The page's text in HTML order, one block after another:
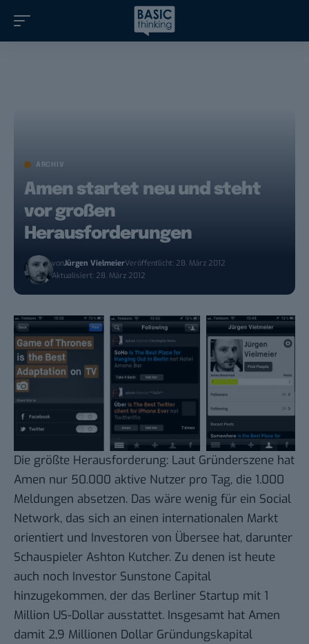
ARCHIV
Amen startet neu und steht
vor großen
Herausforderungen
vonJürgen VielmeierVeröffentlicht: 28. März 2012
Aktualisiert: 28. März 2012
Die größte Herausforderung: Laut Gründerszene hat
Amen nur 50.000 aktive Nutzer pro Tag, die 1.000
Meldungen absetzen. Das wäre wenig für ein Social
Network, das sich an einen internationalen Markt
orientiert und Investoren von Übersee hat, darunter
Schauspieler Ashton Kutcher. Zu denen ist heute
auch noch Investor Sunstone Capital
hinzugekommen, der das Berliner Startup mit 1
Million US-Dollar ausstattet. Insgesamt hat Amen
damit 2,9 Millionen Dollar Gründungskapital